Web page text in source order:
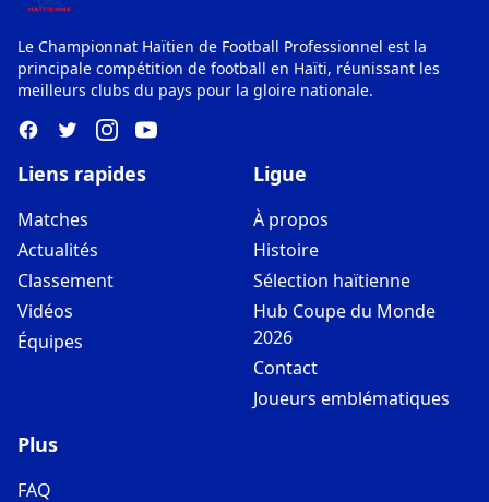
Le Championnat Haïtien de Football Professionnel est la
principale compétition de football en Haïti, réunissant les
meilleurs clubs du pays pour la gloire nationale.
Liens rapides
Matches
Actualités
Classement
Vidéos
Équipes
Ligue
À propos
Histoire
Sélection haïtienne
Hub Coupe du Monde
2026
Contact
Joueurs emblématiques
Plus
FAQ